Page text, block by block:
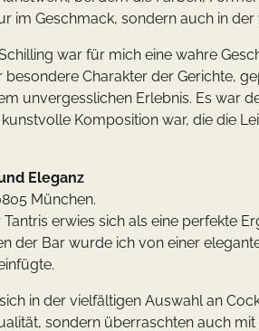
im Geschmack, sondern auch in der
war für mich eine wahre
besondere Charakter der Gerichte,
unvergesslichen Erlebnis. Es war
Komposition war, die die
Eleganz
München.
erwies sich als eine perfekte
der Bar wurde ich von einer
in der vielfältigen Auswahl an
sondern überraschten auch